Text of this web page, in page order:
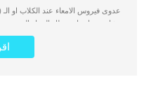
تتشابه مع اعراض خلل الجهاز
الغذائية من الأمعاء وتؤدي إلى
للكلب ، وسوف تدمر الكلاب والقطط ،
ايضا: حساسية الجلوتين فى الامعاء